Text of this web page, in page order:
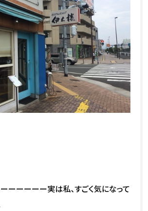
ーーーーー実は私、すごく気になって